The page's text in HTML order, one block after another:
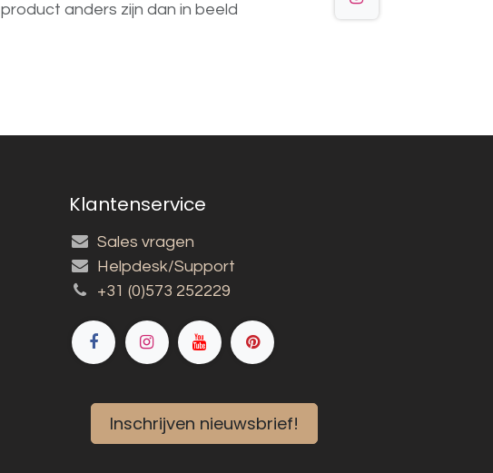
product anders zijn dan in beeld
Klantenservice
Sales vragen
Helpdesk/Support
+31 (0)573 252229
Inschrijven nieuwsbrief!